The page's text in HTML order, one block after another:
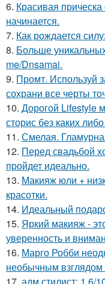
6. Красивая
начинается.
7. Как рождается
8. Больше
me/Dnsamai.
9. Промт. Используй
сохрани все черты
10. Дорогой Lifestyle
сторис без каких
11. Смелая.
12. Перед свадьбой
пройдет идеально.
13. Макияж юли +
красотки.
14. Идеальный
15. Яркий макияж -
уверенность и
16. Марго Робби
необычным взглядом